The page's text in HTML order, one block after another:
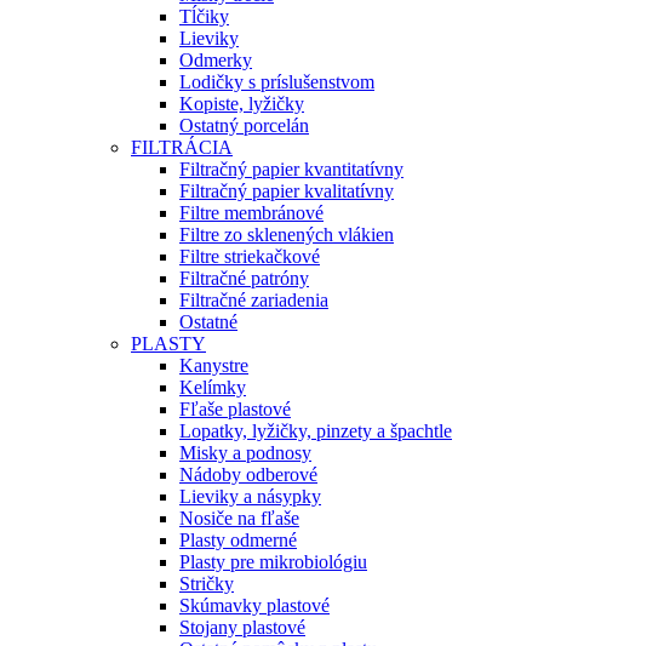
Tĺčiky
Lieviky
Odmerky
Lodičky s príslušenstvom
Kopiste, lyžičky
Ostatný porcelán
FILTRÁCIA
Filtračný papier kvantitatívny
Filtračný papier kvalitatívny
Filtre membránové
Filtre zo sklenených vlákien
Filtre striekačkové
Filtračné patróny
Filtračné zariadenia
Ostatné
PLASTY
Kanystre
Kelímky
Fľaše plastové
Lopatky, lyžičky, pinzety a špachtle
Misky a podnosy
Nádoby odberové
Lieviky a násypky
Nosiče na fľaše
Plasty odmerné
Plasty pre mikrobiológiu
Stričky
Skúmavky plastové
Stojany plastové